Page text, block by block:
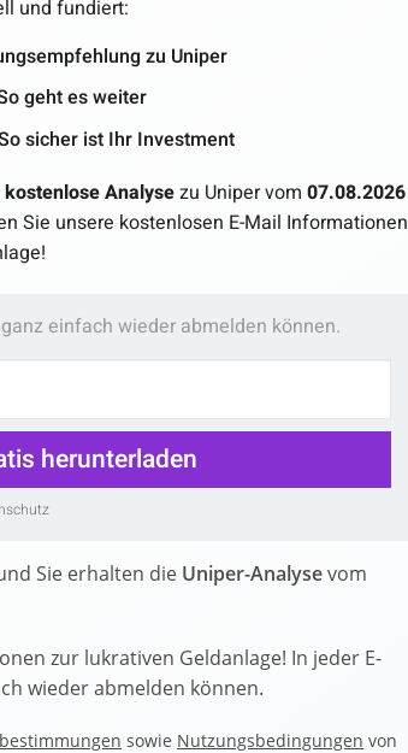
und fundiert:
zu Uniper
geht es weiter
sicher ist Ihr Investment
kostenlose Analysezu Uniper vom 07.08.2026
Sie unsere kostenlosen E-Mail Informationen
einfach wieder abmelden können.
herunterladen
Sie erhalten die Uniper-Analysevom
zur lukrativen Geldanlage! In jeder E-
wieder abmelden können.
sowie Nutzungsbedingungen von